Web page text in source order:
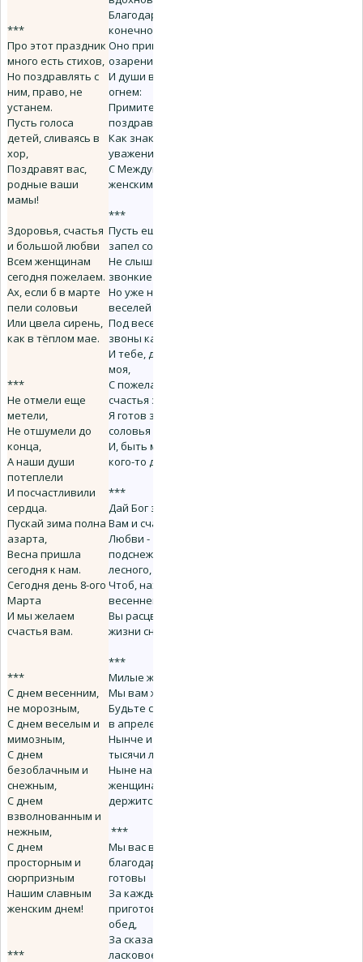
***
Про этот праздник
много есть стихов,
Но поздравлять с
ним, право, не
устанем.
Пусть голоса
детей, сливаясь в
хор,
Поздравят вас,
родные ваши
мамы!
Здоровья, счастья
и большой любви
Всем женщинам
сегодня пожелаем.
Ах, если б в марте
пели соловьи
Или цвела сирень,
как в тёплом мае.
***
Не отмели еще
метели,
Не отшумели до
конца,
А наши души
потеплели
И посчастливили
сердца.
Пускай зима полна
азарта,
Весна пришла
сегодня к нам.
Сегодня день 8-ого
Марта
И мы желаем
счастья вам.
***
С днем весенним,
не морозным,
С днем веселым и
мимозным,
С днем
безоблачным и
снежным,
С днем
взволнованным и
нежным,
С днем
просторным и
сюрпризным
Нашим славным
женским днем!
***
Благодаря,
конечно, Вам.
Оно пришло как
озарение
И души вспыхнули
огнем:
Примите наши
поздравления -
Как знак любви и
уважения -
С Международным
женским днем!
***
Пусть еще не
запел соловей,
Не слышны его
звонкие трели,
Но уже на душе
веселей
Под весенние
звоны капели.
И тебе, дорогая
моя,
С пожеланием
счастья земного
Я готов заменить
соловья
И, быть может,
кого-то другого!
***
Дай Бог здоровья
Вам и счастья,
Любви -
подснежника
лесного,
Чтоб, находясь в
весенней власти,
Вы расцветали в
жизни снова.
***
Милые женщины!
Мы вам желаем:
Будьте счастливы
в апреле и в мае,
Нынче и завтра, и
тысячи лет!
Ныне на
женщинах
держится свет.
***
Мы вас всю жизнь
благодарить
готовы
За каждый
приготовленный
обед,
За сказанное
ласковое слово,